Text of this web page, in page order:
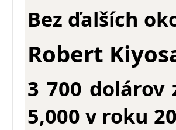
Bez ďalších
Robert
3 700 dolárov
5,000 v roku